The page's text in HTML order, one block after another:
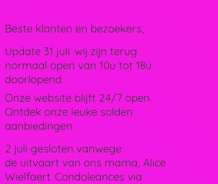
Beste klanten en bezoekers,
Update 31 juli: wij zijn terug
normaal open van 10u tot 18u
doorlopend.
Onze website blijft 24/7 open.
Ontdek onze leuke solden
aanbiedingen.
2 juli gesloten vanwege
de uitvaart van ons mama, Alice
Wielfaert. Condoleances via :